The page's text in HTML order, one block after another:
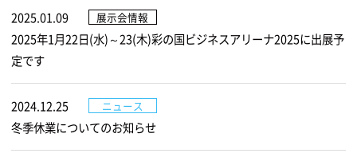
2025.01.09 展示会情報
2025年1月22日(水)～23(木)彩の国ビジネスアリーナ2025に出展予
定です
2024.12.25 ニュース
冬季休業についてのお知らせ